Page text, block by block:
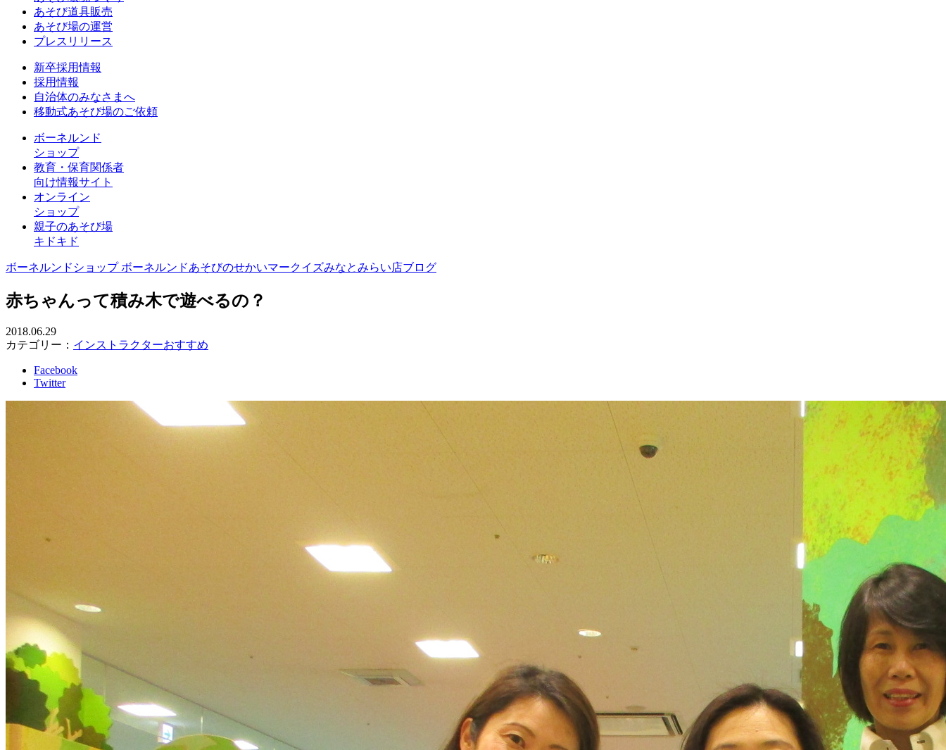
あそび道具販売
あそび場の運営
プレスリリース
新卒採用情報
採用情報
自治体のみなさまへ
移動式あそび場のご依頼
ボーネルンド
ショップ
教育・保育関係者
向け情報サイト
オンライン
ショップ
親子のあそび場
キドキド
ボーネルンドショップ ボーネルンドあそびのせかいマークイズみなとみらい店ブログ
赤ちゃんって積み木で遊べるの？
2018.06.29
カテゴリー： インストラクターおすすめ
Facebook
Twitter